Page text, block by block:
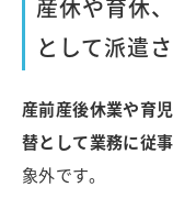
産休や育休
として派遣
産前産後休業や育
替として業務に従
象外です。